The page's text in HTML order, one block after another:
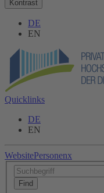
Kontrast
DE
EN
Quicklinks
DE
EN
WebsitePersonenx